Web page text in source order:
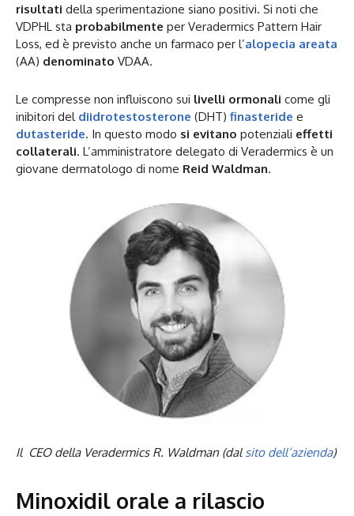
risultati della sperimentazione siano positivi. Si noti che
VDPHL sta probabilmente per Veradermics Pattern Hair
Loss, ed è previsto anche un farmaco per l’alopecia areata
(AA) denominato VDAA.
Le compresse non influiscono sui livelli ormonali come gli
inibitori del diidrotestosterone (DHT) finasteride e
dutasteride. In questo modo si evitano potenziali effetti
collaterali. L’amministratore delegato di Veradermics è un
giovane dermatologo di nome Reid Waldman.
Il CEO della Veradermics R. Waldman (dal sito dell’azienda)
Minoxidil orale a rilascio